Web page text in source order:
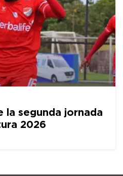
la segunda jornada
2026